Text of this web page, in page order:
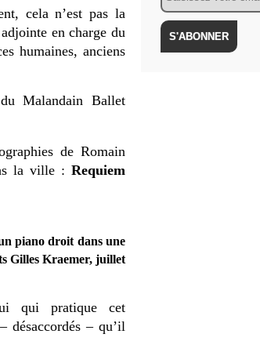
cela n’est pas la
en charge du
humaines, anciens
Malandain Ballet
deRomain
la ville :Requiem
piano droit dans une
Gilles Kraemer, juillet
qui pratique cet
désaccordés – qu’il